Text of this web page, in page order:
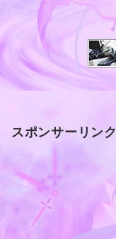
スポンサーリンク